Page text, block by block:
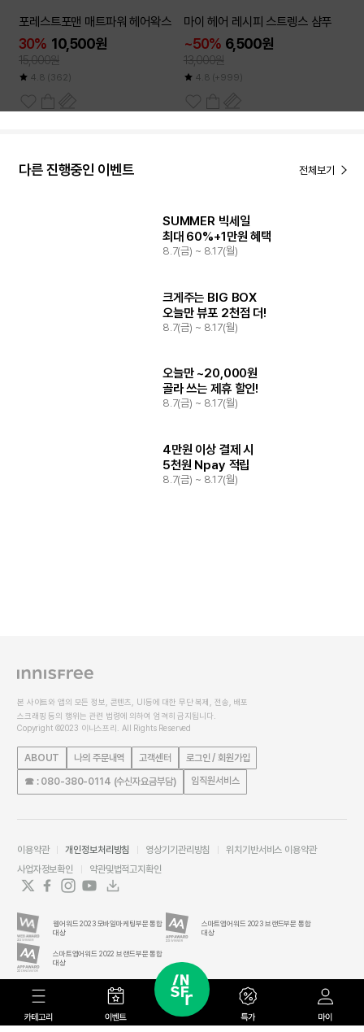
포레스트포맨 매트파워 헤어왁스
30% 10,500원
15,000원
4.8 (362)
~50%
마이 헤어 레시피 스트렝스 샴푸
~50% 6,500원
13,000원
4.8 (+999)
다른 진행중인 이벤트 전체보기
8.7(금) ~ 8.17(월)
SUMMER 빅세일
최대 60%+1만원 혜택
8.7(금) ~ 8.17(월)
크게주는 BIG BOX
오늘만 뷰포 2천점 더!
8.7(금) ~ 8.17(월)
오늘만 ~20,000원
골라 쓰는 제휴 할인!
8.7(금) ~ 8.17(월)
4만원 이상 결제 시
5천원 Npay 적립
본 사이트와 앱의 모든 정보, 콘텐츠, UI등에 대한 무단 복제, 전송, 배포
스크래핑 등의 행위는 관련 법령에 의하여 엄격히 금지됩니다.
Copyright ©2023 이니스프리. All Rights Reserved
ABOUT 나의 주문내역 고객센터 로그인 / 회원가입
☎ : 080-380-0114 (수신자요금부담) 임직원서비스
이용약관 개인정보처리방침 영상기기관리방침
위치기반서비스 이용약관
사업자정보확인
약관및법적고지확인
웹어워드 2023 모바일마케팅부문 통합
대상
스마트앱어워드 2023 브랜드부문 통합
대상
스마트앱어워드 2022 브랜드부문 통합
대상